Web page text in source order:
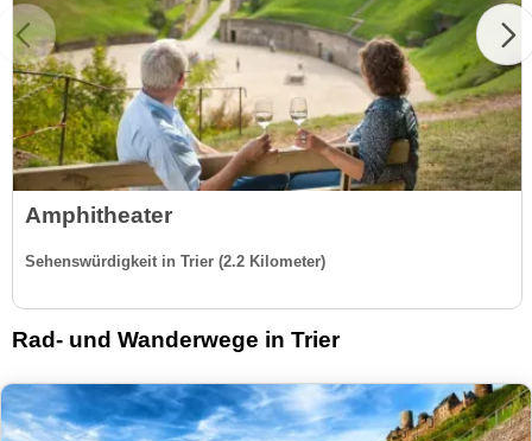
Amphitheater
Sehenswürdigkeit in Trier (2.2 Kilometer)
Rad- und Wanderwege in Trier